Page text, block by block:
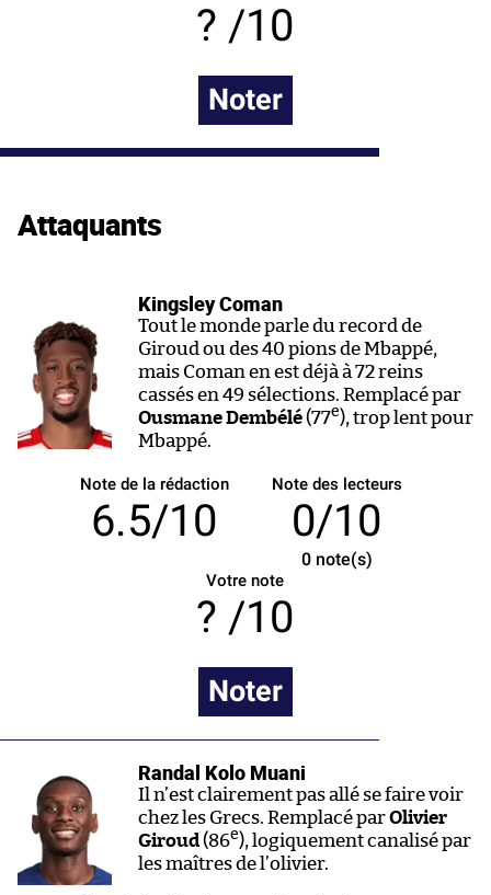
/10
Noter
Attaquants
Kingsley Coman
Tout le monde parle du record de
Giroud ou des 40 pions de Mbappé,
mais Coman en est déjà à 72 reins
cassés en 49 sélections. Remplacé par
Ousmane Dembélé(77e), trop lent pour
Mbappé.
Note de la rédaction
6.5/10
Note des lecteurs
0/10
0note(s)
Votre note
/10
Noter
Randal Kolo Muani
Il n’est clairement pas allé se faire voir
chez les Grecs. Remplacé parOlivier
Giroud(86e), logiquement canalisé par
les maîtres de l’olivier.